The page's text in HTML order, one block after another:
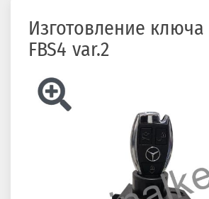
Изготовление
FBS4 var.2